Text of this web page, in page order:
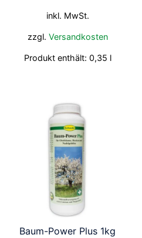
inkl. MwSt.
zzgl. Versandkosten
Produkt enthält: 0,35 l
Baum-Power Plus 1kg